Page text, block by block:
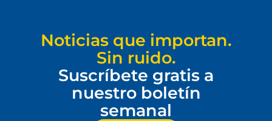
Noticias que importan.
Sin ruido.
Suscríbete gratis a
nuestro boletín
semanal